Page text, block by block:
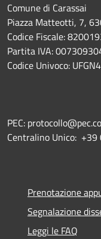
Comune di Carassai
Piazza Matteotti, 7,
Codice Fiscale:
Partita IVA:
Codice Univoco:
PEC:
Centralino Unico: +39
Prenotazione
Segnalazione
Leggi le FAQ